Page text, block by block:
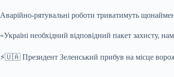
Аварійно-рятувальні роботи триватимуть
«Україні необхідний відповідний пакет захисту,
⚡️🇺🇦 Президент Зеленський прибув на місце